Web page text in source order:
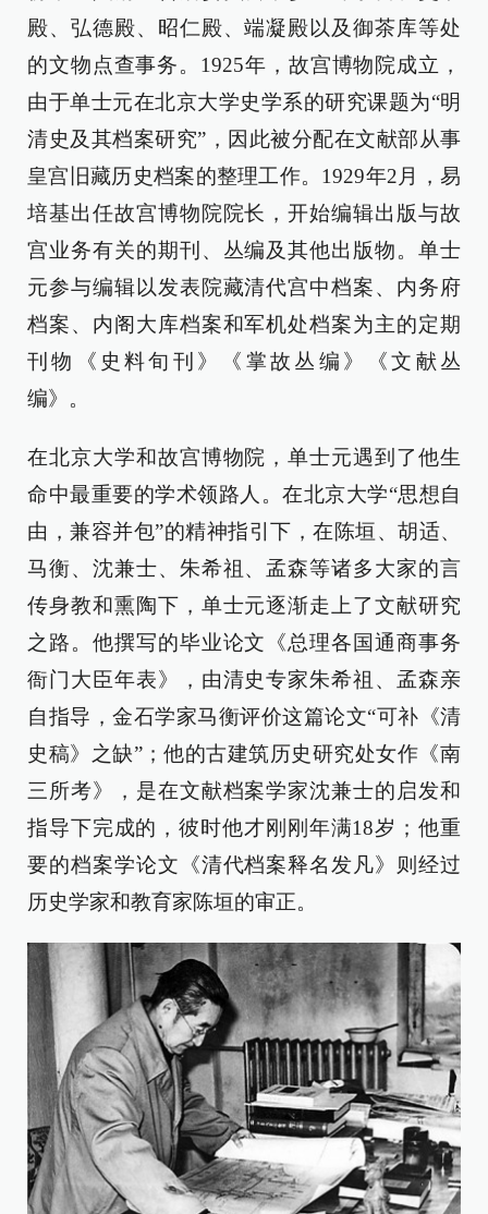
殿、弘德殿、昭仁殿、端凝殿以及御茶库等处
的文物点查事务。1925年，故宫博物院成立，
由于单士元在北京大学史学系的研究课题为“明
清史及其档案研究”，因此被分配在文献部从事
皇宫旧藏历史档案的整理工作。1929年2月，易
培基出任故宫博物院院长，开始编辑出版与故
宫业务有关的期刊、丛编及其他出版物。单士
元参与编辑以发表院藏清代宫中档案、内务府
档案、内阁大库档案和军机处档案为主的定期
刊物《史料旬刊》《掌故丛编》《文献丛
编》。
在北京大学和故宫博物院，单士元遇到了他生
命中最重要的学术领路人。在北京大学“思想自
由，兼容并包”的精神指引下，在陈垣、胡适、
马衡、沈兼士、朱希祖、孟森等诸多大家的言
传身教和熏陶下，单士元逐渐走上了文献研究
之路。他撰写的毕业论文《总理各国通商事务
衙门大臣年表》，由清史专家朱希祖、孟森亲
自指导，金石学家马衡评价这篇论文“可补《清
史稿》之缺”；他的古建筑历史研究处女作《南
三所考》，是在文献档案学家沈兼士的启发和
指导下完成的，彼时他才刚刚年满18岁；他重
要的档案学论文《清代档案释名发凡》则经过
历史学家和教育家陈垣的审正。